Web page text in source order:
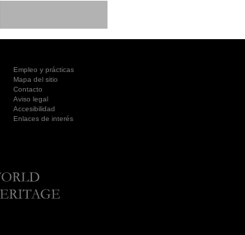
Empleo y prácticas
Mapa del sitio
Contacto
Aviso legal
Accesibilidad
Enlaces de interés